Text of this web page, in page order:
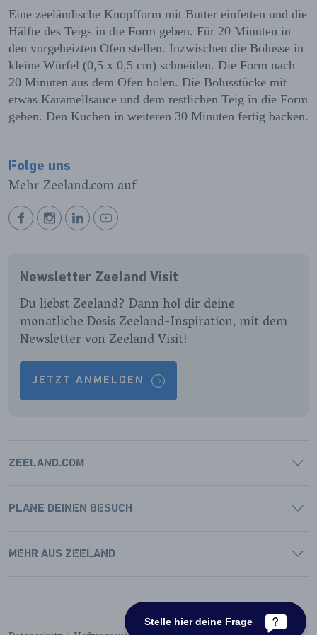
Eine zeeländische Knopfform mit Butter einfetten und die
Hälfte des Teigs in die Form geben. Für 20 Minuten in
den vorgeheizten Ofen stellen. Inzwischen die Bolusse in
kleine Würfel (0,5 x 0,5 cm) schneiden. Die Form nach
20 Minuten aus dem Ofen holen. Die Bolusstücke mit
etwas Karamellsauce und dem restlichen Teig in die Form
geben. Den Kuchen in weiteren 30 Minuten fertig backen.
Folge uns
Mehr Zeeland.com auf
BEKIJK
PAGINA
BEKIJK
PAGINA
BEKIJK
PAGINA
BEKIJK
PAGINA
Newsletter Zeeland Visit
Du liebst Zeeland? Dann hol dir deine
monatliche Dosis Zeeland-Inspiration, mit dem
Newsletter von Zeeland Visit!
JETZT ANMELDEN
ZEELAND.COM
PLANE DEINEN BESUCH
MEHR AUS ZEELAND
Stelle hier deine Frage